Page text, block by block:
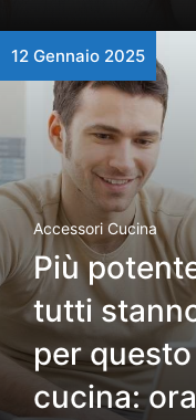
12 Gennaio 2025
Accessori Cucina
Più
tutti
per
cucina: